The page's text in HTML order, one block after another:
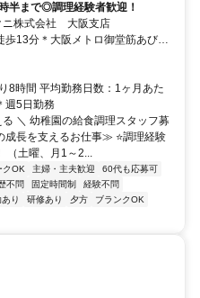
半まで◎調理経験者歓迎！
ニ株式会社 大阪支店
13分＊大阪メトロ御堂筋あびこ
下車すぐ ＊バイク・自転車通勤
8時間 平均勤務日数：1ヶ月あた
週5日勤務
＼ 幼稚園の給食調理スタッフ募
長を支えるお仕事≫ ⭐調理経験
（土曜、月1～2...
クOK 主婦・主夫歓迎
60代も応募可
不問 固定時間制
経験不問
り 研修あり 夕方
ブランクOK